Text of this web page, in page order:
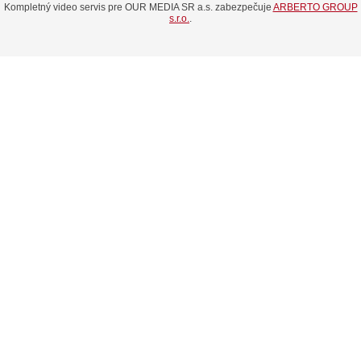
Kompletný video servis pre OUR MEDIA SR a.s. zabezpečuje ARBERTO GROUP
s.r.o.